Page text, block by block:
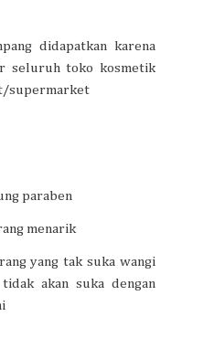
didapatkan karena
seluruh toko kosmetik
supermarket
paraben
menarik
yang tak suka wangi
akan suka dengan